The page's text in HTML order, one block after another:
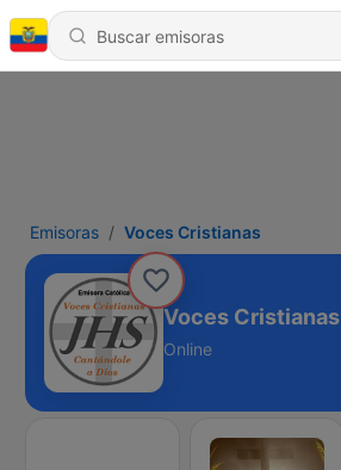
Emisoras Voces Cristianas
Voces Cristianas
Online